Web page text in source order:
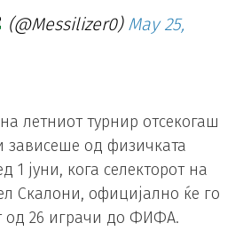
(@Messilizer0) May 25,
летниот турнир отсекогаш
зависеше од физичката
1 јуни, кога селекторот на
Скалони, официјално ќе го
од 26 играчи до ФИФА.